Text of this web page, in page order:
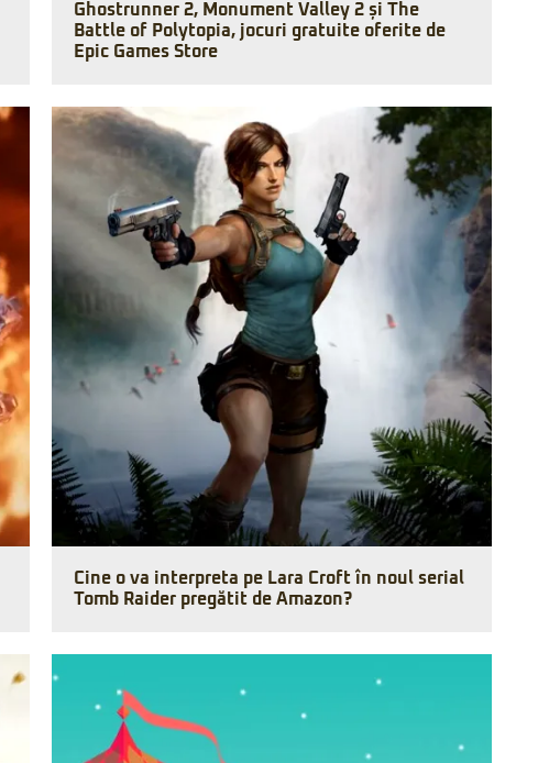
Ghostrunner 2, Monument Valley 2 și The
Battle of Polytopia, jocuri gratuite oferite de
Epic Games Store
Cine o va interpreta pe Lara Croft în noul serial
Tomb Raider pregătit de Amazon?